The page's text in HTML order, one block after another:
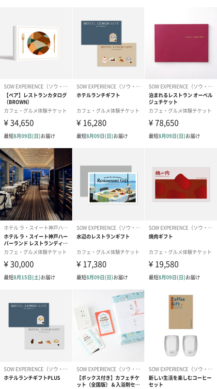
中国料理本来の伝統を守りながらも新たな試みを取り入れた広東
料理をご満喫ください。
スタイリッシュな中にも親しみのある落ち着いた店内では、料理
長こだわりの黒毛和牛や海の幸、季節の野菜を使い、フレンチテ
イストを盛り込んだコースをご用意。 日本鉄板焼協会より師範と
して認定されているスタッフが在籍しています。お客さまの目の
前で、鮮やかに焼きあげるパフォーマンスとともにお楽しみくだ
さい。
日本料理「神戸 たむら」
日本料理「つきぢ田村」で創業者田村平治の料理と心を守り続け
る「神戸 たむら」の四季折々のお料理。器を愛で盛り付けの彩り
を楽しみ、新鮮な海と山の幸を、味わっていただけます。
大切なあの人に、美味しい思い出の贈り物
記念日やお誕生日のお祝い、日頃の感謝の気持ちを贈り物にした
い方へおすすめです。大切な方へ、非日常体験の贈り物はいかが
ですか？